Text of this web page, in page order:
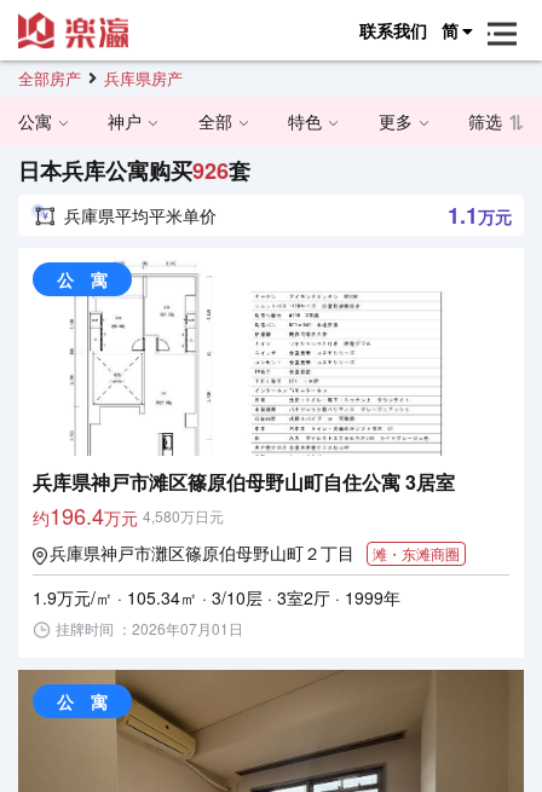
联系我们 简
全部房产 兵库県房产
公寓 神户 全部 特色 更多 筛选
日本兵库公寓购买926套
兵庫県平均平米单价 1.1万元
公 寓
兵库県神戸市滩区篠原伯母野山町自住公寓 3居室
约196.4万元 4,580万日元
兵庫県神戸市灘区篠原伯母野山町２丁目 滩・东滩商圈
1.9万元/㎡ · 105.34㎡ · 3/10层 · 3室2厅 · 1999年
挂牌时间 ：2026年07月01日
公 寓